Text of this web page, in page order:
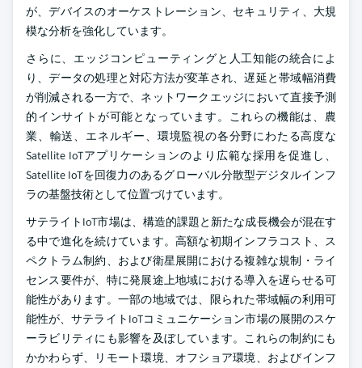
が、デバイスのオーケストレーション、セキュリティ、大規
模な分析を強化しています。
さらに、エッジコンピューティングと人工知能の統合によ
り、データの処理と対応方法が変革され、遅延と帯域幅消費
が削減される一方で、ネットワークエッジにおいて直接予測
的インサイトが可能となっています。これらの機能は、農
業、輸送、エネルギー、環境監視の各分野にわたる高度な
Satellite IoTアプリケーションのより広範な採用を促進し、
Satellite IoTを回復力のあるグローバル分散型デジタルインフ
ラの基盤技術として位置づけています。
サテライトIoT市場は、構造的課題と新たな成長機会が混在す
る中で進化を続けています。高額な初期インフラコスト、ス
ペクトラム制約、および衛星展開における複雑な規制・ライ
センス要件が、特に発展途上地域における導入を遅らせる可
能性があります。一部の地域では、限られた帯域幅の利用可
能性が、サテライトIoTコミュニケーション市場の展開のスケ
ーラビリティにも影響を及ぼしています。これらの制約にも
かかわらず、リモート環境、オフショア環境、およびインフ